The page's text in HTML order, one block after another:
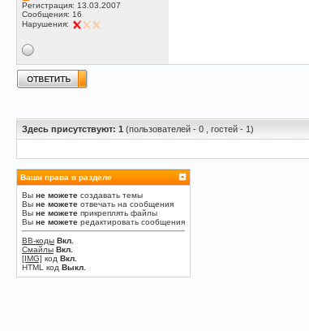
Регистрация: 13.03.2007
Сообщения: 16
Нарушения:
Здесь присутствуют: 1 (пользователей - 0 , гостей - 1)
Ваши права в разделе
Вы не можете создавать темы
Вы не можете отвечать на сообщения
Вы не можете прикреплять файлы
Вы не можете редактировать сообщения
BB-коды Вкл.
Смайлы Вкл.
[IMG] код Вкл.
HTML код Выкл.